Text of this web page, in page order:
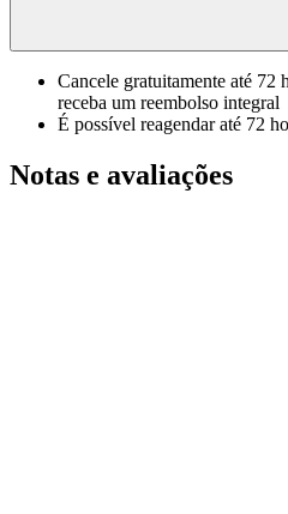
Cancele gratuitamente até 72
receba um reembolso integral
É possível reagendar até 72
Notas e avaliações